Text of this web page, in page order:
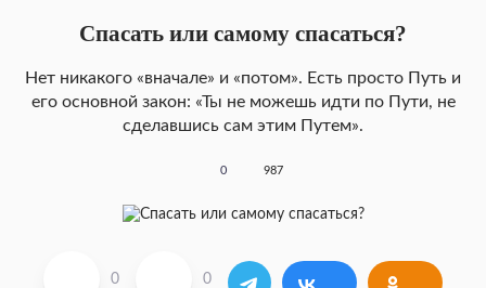
Спасать или самому спасаться?
Нет никакого «вначале» и «потом». Есть просто Путь и
его основной закон: «Ты не можешь идти по Пути, не
сделавшись сам этим Путем».
0 987
0 0